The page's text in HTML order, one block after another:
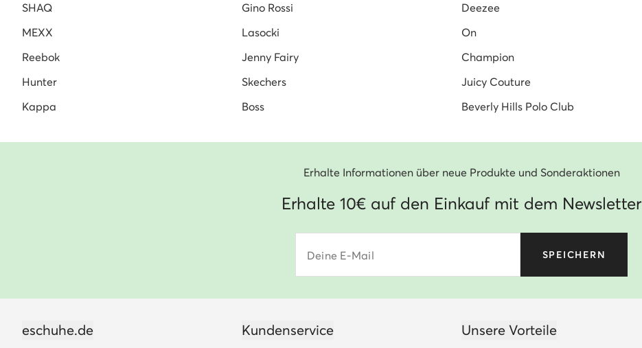
SHAQ
Gino Rossi Deezee
MEXX
Lasocki On
Reebok
Jenny Fairy Champion
Hunter
Skechers Juicy Couture
Kappa
Boss Beverly Hills Polo Club
Erhalte Informationen über neue Produkte und Sonderaktionen
Erhalte 10€ auf den Einkauf mit dem Newsletter
Deine E-Mail SPEICHERN
eschuhe.de Kundenservice Unsere Vorteile